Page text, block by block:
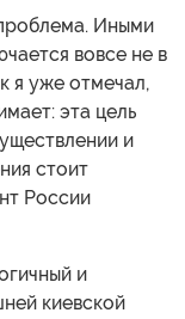
Иными
вовсе не в
я уже отмечал,
эта цель
и
стоит
России
и
киевской